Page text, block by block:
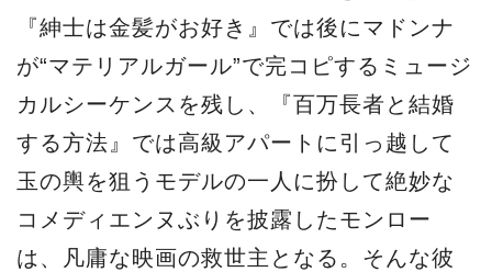
『紳士は金髪がお好き』では後にマドンナ
が“マテリアルガール”で完コピするミュージ
カルシーケンスを残し、『百万長者と結婚
する方法』では高級アパートに引っ越して
玉の輿を狙うモデルの一人に扮して絶妙な
コメディエンヌぶりを披露したモンロー
は、凡庸な映画の救世主となる。そんな彼